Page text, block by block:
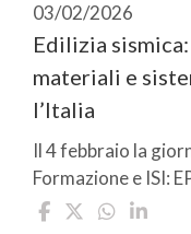
03/02/2026
Edilizia
materiali e
l’Italia
Il 4 febbraio la
Formazione e ISI: